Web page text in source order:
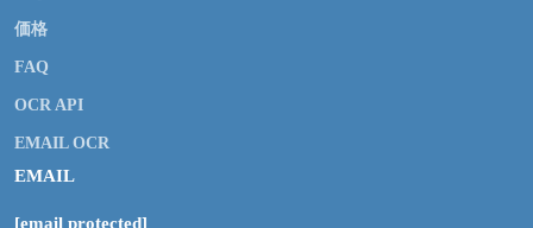
価格
FAQ
OCR API
EMAIL OCR
EMAIL
[email protected]